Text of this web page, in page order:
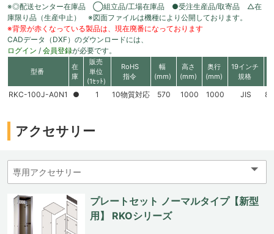
※◎配送センター在庫品 ◯組立品/工場在庫品 ●受注生産品/取寄品 △在
庫限り品（生産中止） ※図面ファイルは機種により公開しております。
※背景が赤くなっている製品は、現在廃番になっております
CADデータ（DXF）のダウンロードには、
ログイン / 会員登録が必要です。
型番
在
庫
販売
単位
(1ｾｯﾄ)
RoHS
指令
幅
(mm)
高さ
(mm)
奥行
(mm)
19インチ
規格
RKC-100J-A0N1 ● 1 10物質対応 570 1000 1000 JIS
アクセサリー
プレートセット ノーマルタイプ【新型
用】 RKOシリーズ